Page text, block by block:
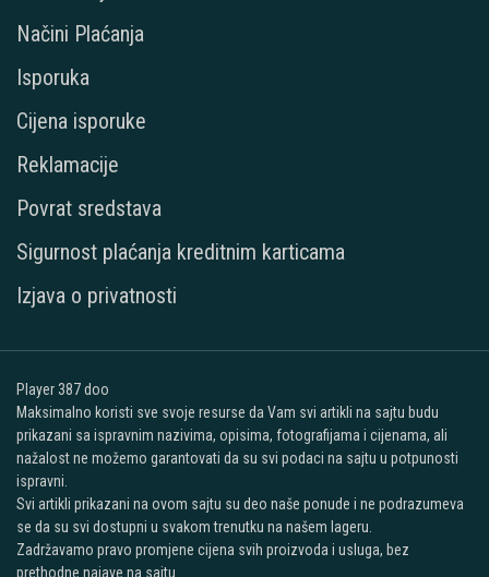
Načini Plaćanja
Isporuka
Cijena isporuke
Reklamacije
Povrat sredstava
Sigurnost plaćanja kreditnim karticama
Izjava o privatnosti
Player 387 doo
Maksimalno koristi sve svoje resurse da Vam svi artikli na sajtu budu
prikazani sa ispravnim nazivima, opisima, fotografijama i cijenama, ali
nažalost ne možemo garantovati da su svi podaci na sajtu u potpunosti
ispravni.
Svi artikli prikazani na ovom sajtu su deo naše ponude i ne podrazumeva
se da su svi dostupni u svakom trenutku na našem lageru.
Zadržavamo pravo promjene cijena svih proizvoda i usluga, bez
prethodne najave na sajtu.